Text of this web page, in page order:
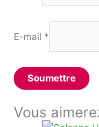
E-mail *
Vous